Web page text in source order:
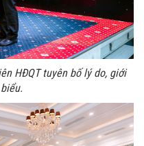
HĐQT tuyên bố lý do, giới